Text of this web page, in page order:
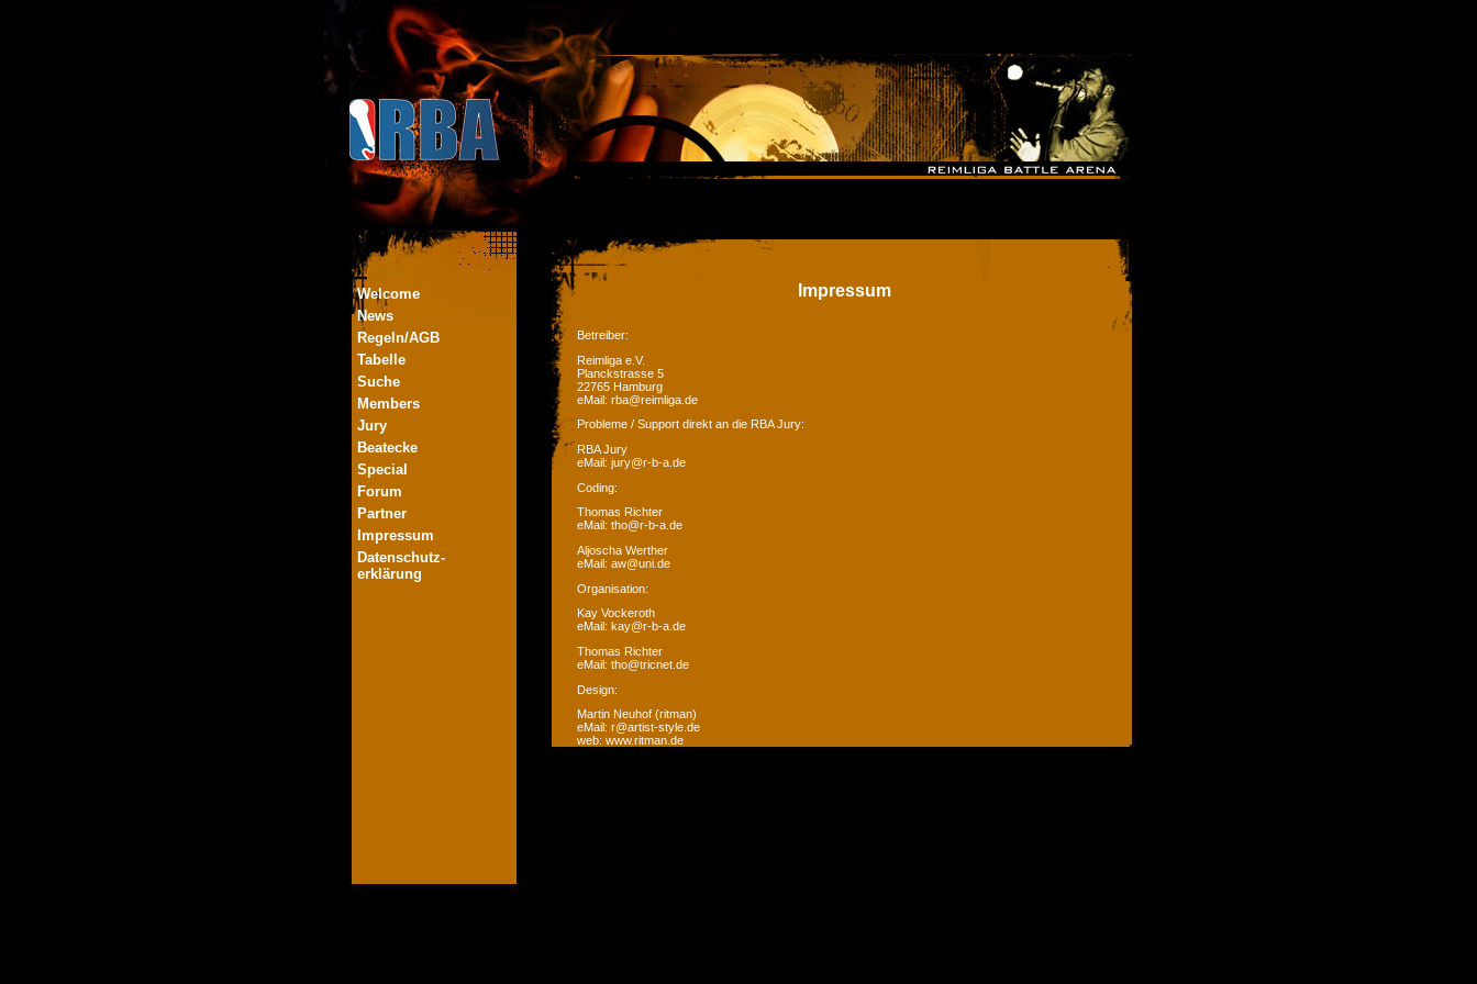
Welcome
News
Regeln/AGB
Tabelle
Suche
Members
Jury
Beatecke
Special
Forum
Partner
Impressum
Datenschutz-
erklärung
Impressum
Betreiber:
Reimliga e.V.
Planckstrasse 5
22765 Hamburg
eMail: rba@reimliga.de
Probleme / Support direkt an die RBA Jury:
RBA Jury
eMail: jury@r-b-a.de
Coding:
Thomas Richter
eMail: tho@r-b-a.de
Aljoscha Werther
eMail: aw@uni.de
Organisation:
Kay Vockeroth
eMail: kay@r-b-a.de
Thomas Richter
eMail: tho@tricnet.de
Design:
Martin Neuhof (ritman)
eMail: r@artist-style.de
web: www.ritman.de